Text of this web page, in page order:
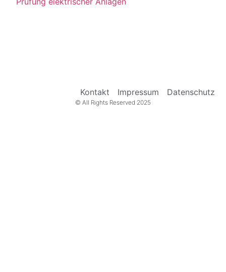
Kontakt Impressum Datenschutz
© All Rights Reserved 2025